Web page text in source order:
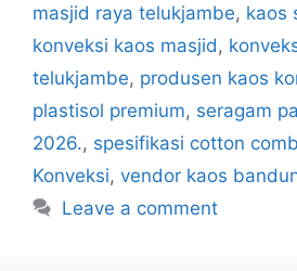
masjid raya telukjambe, kaos
konveksi kaos masjid ,
telukjambe, produsen kaos
plastisol premium, seragam
2026., spesifikasi cotton
Konveksi, vendor kaos
Leave a comment